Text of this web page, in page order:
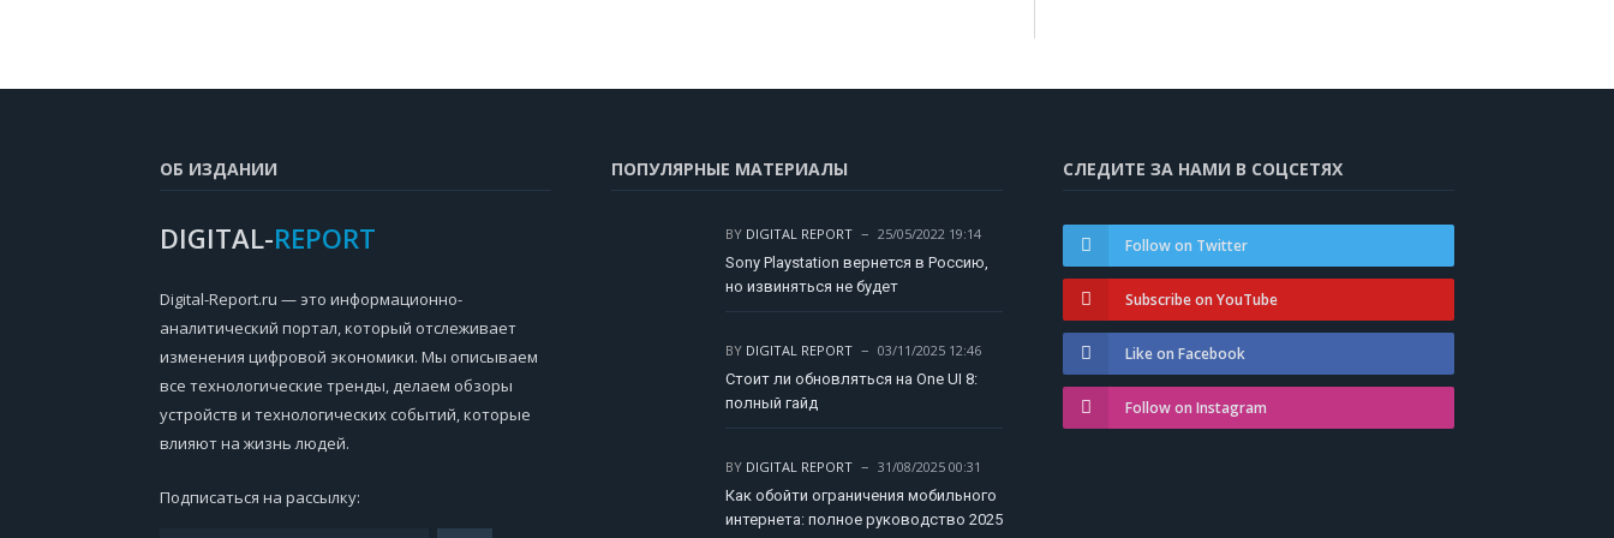
ОБ ИЗДАНИИ
DIGITAL-REPORT
Digital-Report.ru — это информационно-
аналитический портал, который отслеживает
изменения цифровой экономики. Мы описываем
все технологические тренды, делаем обзоры
устройств и технологических событий, которые
влияют на жизнь людей.
Подписаться на рассылку:
ПОПУЛЯРНЫЕ МАТЕРИАЛЫ
BY DIGITAL REPORT
25/05/2022 19:14
Sony Playstation вернется в Россию,
но извиняться не будет
BY DIGITAL REPORT
03/11/2025 12:46
Стоит ли обновляться на One UI 8:
полный гайд
BY DIGITAL REPORT
31/08/2025 00:31
Как обойти ограничения мобильного
интернета: полное руководство 2025
СЛЕДИТЕ ЗА НАМИ В СОЦСЕТЯХ
Follow on Twitter
Subscribe on YouTube
Like on Facebook
Follow on Instagram